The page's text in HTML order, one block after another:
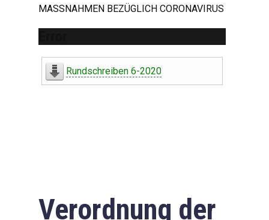
MASSNAHMEN BEZÜGLICH CORONAVIRUS
Rundschreiben 6-2020
Verordnung der